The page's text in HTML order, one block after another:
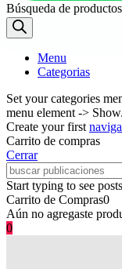
Búsqueda de productos
Menu
Categorias
Set your categories
menu element ->
Create your first
Carrito de compras
Cerrar
Start typing to see
Carrito de Compras0
Aún no agregaste
0